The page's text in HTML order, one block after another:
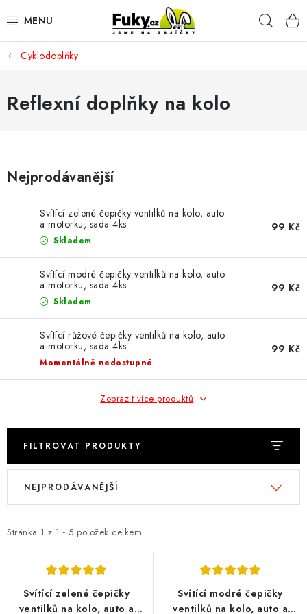
na
AUTO-MOTO
HOBBY A ZAHRADA
KANCELÁŘSKÉ POTŘEBY
Kontakty Doprava a platba
Český e-shop
Vrácení a reklamace
Obchodní podmínky
Podmínky ochrany osobních údajů
Moje objednávka
Cyklodoplňky
Reflexní doplňky na kolo
Nejprodávanější
Svítící zelené čepičky ventilků na kolo, auto
a motorku, sada 4ks
Skladem
99 Kč
Svítící modré čepičky ventilků na kolo, auto
a motorku, sada 4ks
Skladem
99 Kč
Svítící růžové čepičky ventilků na kolo, auto
a motorku, sada 4ks
Momentálně nedostupné
99 Kč
Zobrazit více produktů
FILTROVAT PRODUKTY
V
i
Stránka 1 z 1 - 5 položek celkem
Ř
e
NEJPRODÁVANĚJŠÍ
Svítící zelené čepičky
ventilků na kolo, auto a
Svítící modré čepičky
ventilků na kolo, auto a